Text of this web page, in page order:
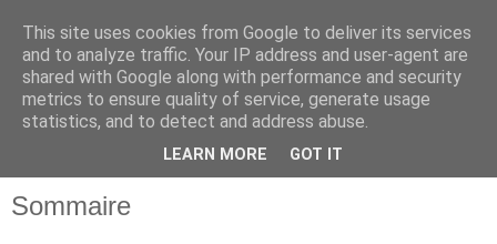
Sommaire
This site uses cookies from Google to deliver its services
and to analyze traffic. Your IP address and user-agent are
shared with Google along with performance and security
metrics to ensure quality of service, generate usage
statistics, and to detect and address abuse.
LEARN MORE GOT IT